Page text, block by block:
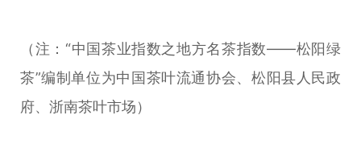
（注：“中国茶业指数之地方名茶指数——松阳绿
茶”编制单位为中国茶叶流通协会、松阳县人民政
府、浙南茶叶市场）